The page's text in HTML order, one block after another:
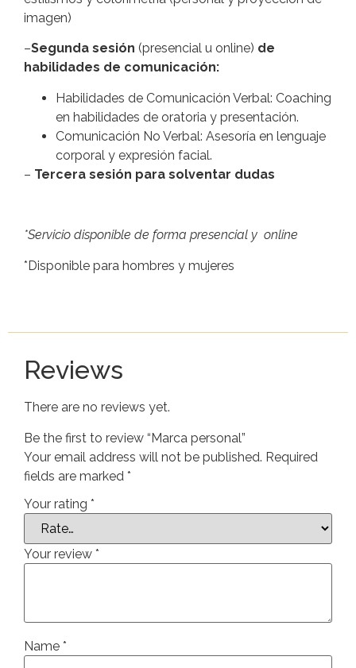
imagen)
–Segunda sesión (presencial u online) de
habilidades de comunicación:
Habilidades de Comunicación Verbal: Coaching
en habilidades de oratoria y presentación.
Comunicación No Verbal: Asesoría en lenguaje
corporal y expresión facial.
– Tercera sesión para solventar dudas
*Servicio disponible de forma presencial y online
*Disponible para hombres y mujeres
Reviews
There are no reviews yet.
Be the first to review “Marca personal”
Your email address will not be published. Required
fields are marked *
Your rating *
Your review *
Name *